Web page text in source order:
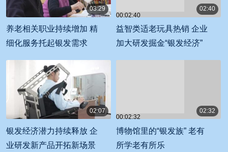
03:29
养老相关职业持续增加 精
细化服务托起银发需求
00:02:40
02:40
益智类适老玩具热销 企业
加大研发掘金“银发经济”
02:07
银发经济潜力持续释放 企
业研发新产品开拓新场景
00:02:32
02:32
博物馆里的“银发族” 老有
所学老有所乐